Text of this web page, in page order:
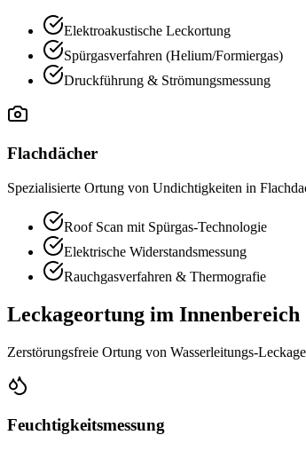
Elektroakustische Leckortung
Spürgasverfahren (Helium/Formiergas)
Druckführung & Strömungsmessung
Flachdächer
Spezialisierte Ortung von Undichtigkeiten in
Roof Scan mit Spürgas-Technologie
Elektrische Widerstandsmessung
Rauchgasverfahren & Thermografie
Leckageortung im Innenbereich
Zerstörungsfreie Ortung von Wasserleitungs-
Feuchtigkeitsmessung